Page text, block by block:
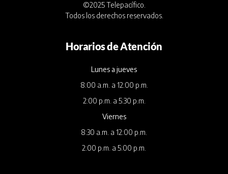
©2025 Telepacífico.
Todos los derechos reservados.
Horarios de Atención
Lunes a jueves
8:00 a.m. a 12:00 p.m.
2:00 p.m. a 5:30 p.m.
Viernes
8:30 a.m. a 12:00 p.m.
2:00 p.m. a 5:00 p.m.